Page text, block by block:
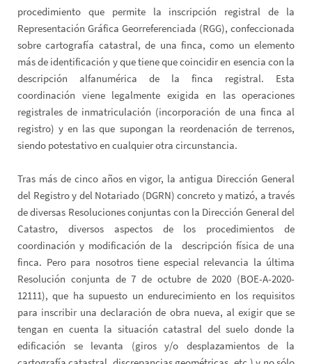
procedimiento que permite la inscripción registral de la
Representación Gráfica Georreferenciada (RGG), confeccionada
sobre cartografía catastral, de una finca, como un elemento
más de identificación y que tiene que coincidir en esencia con la
descripción alfanumérica de la finca registral. Esta
coordinación viene legalmente exigida en las operaciones
registrales de inmatriculación (incorporación de una finca al
registro) y en las que supongan la reordenación de terrenos,
siendo potestativo en cualquier otra circunstancia.
Tras más de cinco años en vigor, la antigua Dirección General
del Registro y del Notariado (DGRN) concreto y matizó, a través
de diversas Resoluciones conjuntas con la Dirección General del
Catastro, diversos aspectos de los procedimientos de
coordinación y modificación de la descripción física de una
finca. Pero para nosotros tiene especial relevancia la última
Resolución conjunta de 7 de octubre de 2020 (BOE-A-2020-
12111), que ha supuesto un endurecimiento en los requisitos
para inscribir una declaración de obra nueva, al exigir que se
tengan en cuenta la situación catastral del suelo donde la
edificación se levanta (giros y/o desplazamientos de la